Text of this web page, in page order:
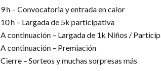
9 h – Convocatoria y entrada en calor
10 h – Largada de 5k participativa
A continuación – Largada de 1k Niños /
A continuación – Premiación
Cierre – Sorteos y muchas sorpresas más